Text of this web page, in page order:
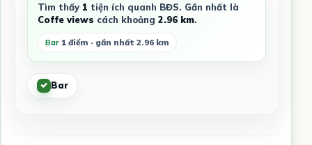
Tìm thấy 1 tiện ích quanh BĐS. Gần nhất là
Coffe views cách khoảng 2.96 km.
Bar 1 điểm · gần nhất 2.96 km
Bar